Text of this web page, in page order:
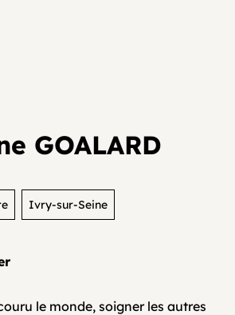
de formation
GOALARD
Ivry-sur-Seine
le monde, soigner les autres